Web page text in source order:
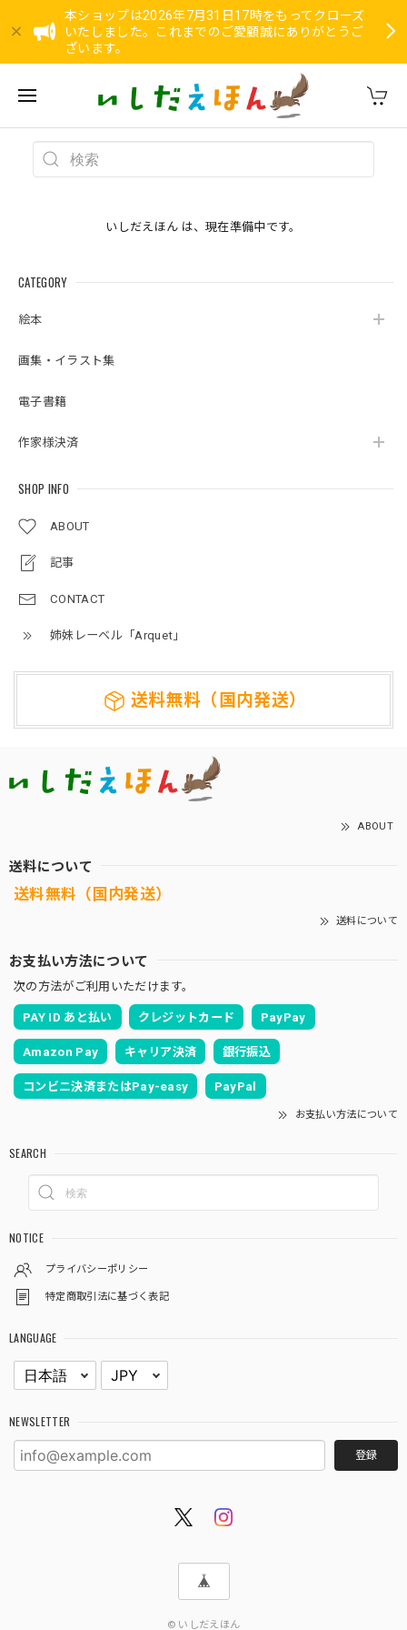
本ショップは2026年7月31日17時をもってクローズ
いたしました。これまでのご愛顧誠にありがとうご
ざいます。
CATEGORY
絵本
画集・イラスト集
電子書籍
作家様決済
SHOP INFO
ABOUT
記事
CONTACT
姉妹レーベル「Arquet」
送料無料（国内発送）
いしだえほん は、現在準備中です。
ABOUT
送料について
送料無料（国内発送）
送料について
お支払い方法について
次の方法がご利用いただけます。
PAY ID あと払い クレジットカード PayPay
Amazon Pay キャリア決済 銀行振込
コンビニ決済またはPay-easy PayPal
お支払い方法について
SEARCH
NOTICE
プライバシーポリシー
特定商取引法に基づく表記
LANGUAGE
NEWSLETTER
登録
© いしだえほん